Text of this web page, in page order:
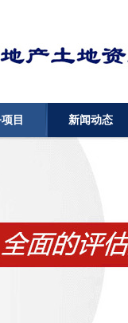
目 新闻动态